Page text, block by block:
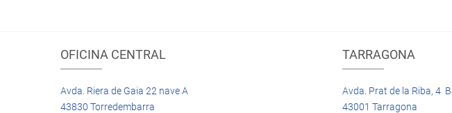
OFICINA CENTRAL
Avda. Riera de Gaia 22 nave A
43830 Torredembarra
TARRAGONA
Avda. Prat de la Riba, 4
43001 Tarragona